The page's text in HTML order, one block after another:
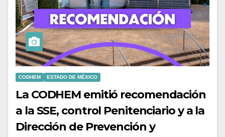
CODHEM ESTADO DE MÉXICO
La CODHEM emitió recomendación
a la SSE, control Penitenciario y a la
Dirección de Prevención y